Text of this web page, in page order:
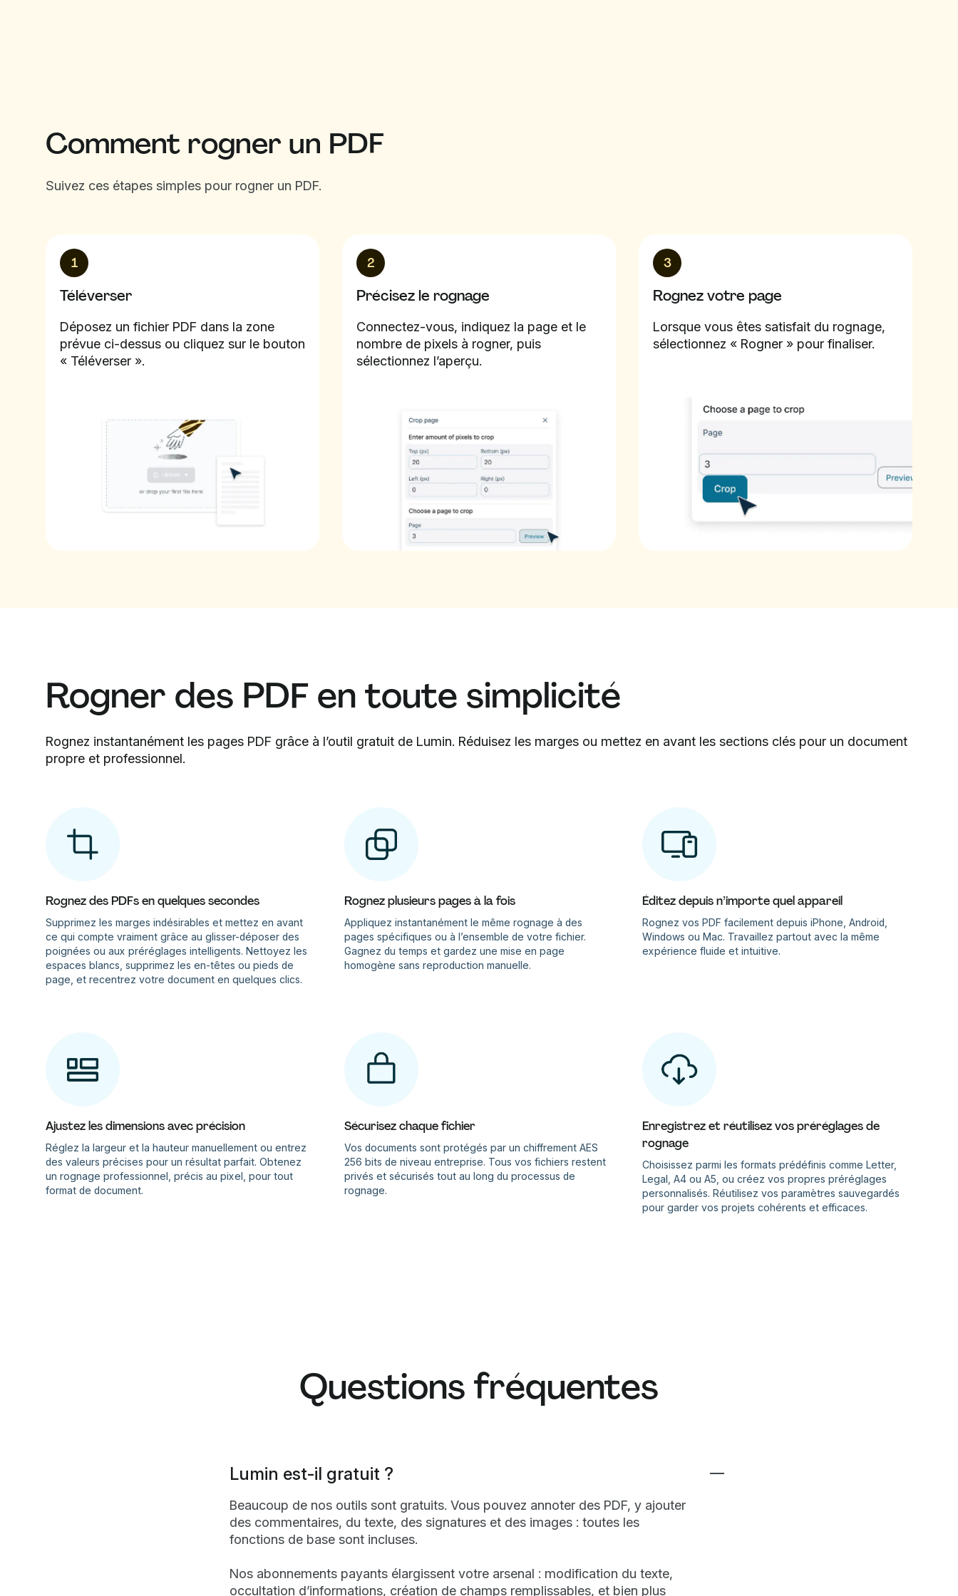
Comment rogner un PDF
Suivez ces étapes simples pour rogner un PDF.
1
Téléverser
Déposez un fichier PDF dans la zone
prévue ci-dessus ou cliquez sur le bouton
« Téléverser ».
2
Précisez le rognage
Connectez-vous, indiquez la page et le
nombre de pixels à rogner, puis
sélectionnez l’aperçu.
3
Rognez votre page
Lorsque vous êtes satisfait du rognage,
sélectionnez « Rogner » pour finaliser.
Rogner des PDF en toute simplicité
Rognez instantanément les pages PDF grâce à l’outil gratuit de Lumin. Réduisez les marges ou mettez en avant les sections clés pour un document
propre et professionnel.
Rognez des PDFs en quelques secondes
Supprimez les marges indésirables et mettez en avant
ce qui compte vraiment grâce au glisser-déposer des
poignées ou aux préréglages intelligents. Nettoyez les
espaces blancs, supprimez les en-têtes ou pieds de
page, et recentrez votre document en quelques clics.
Rognez plusieurs pages à la fois
Appliquez instantanément le même rognage à des
pages spécifiques ou à l’ensemble de votre fichier.
Gagnez du temps et gardez une mise en page
homogène sans reproduction manuelle.
Éditez depuis n’importe quel appareil
Rognez vos PDF facilement depuis iPhone, Android,
Windows ou Mac. Travaillez partout avec la même
expérience fluide et intuitive.
Ajustez les dimensions avec précision
Réglez la largeur et la hauteur manuellement ou entrez
des valeurs précises pour un résultat parfait. Obtenez
un rognage professionnel, précis au pixel, pour tout
format de document.
Sécurisez chaque fichier
Vos documents sont protégés par un chiffrement AES
256 bits de niveau entreprise. Tous vos fichiers restent
privés et sécurisés tout au long du processus de
rognage.
Enregistrez et réutilisez vos préréglages de
rognage
Choisissez parmi les formats prédéfinis comme Letter,
Legal, A4 ou A5, ou créez vos propres préréglages
personnalisés. Réutilisez vos paramètres sauvegardés
pour garder vos projets cohérents et efficaces.
Questions fréquentes
Lumin est-il gratuit ?
Beaucoup de nos outils sont gratuits. Vous pouvez annoter des PDF, y ajouter
des commentaires, du texte, des signatures et des images : toutes les
fonctions de base sont incluses.
Nos abonnements payants élargissent votre arsenal : modification du texte,
occultation d’informations, création de champs remplissables, et bien plus